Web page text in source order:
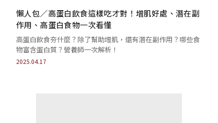
懶人包／高蛋白飲食這樣吃才對！增肌好處、潛在副
作用、高蛋白食物一次看懂
高蛋白飲食夯什麼？除了幫助增肌，還有潛在副作用？哪些食
物富含蛋白質？營養師一次解析！
2025.04.17